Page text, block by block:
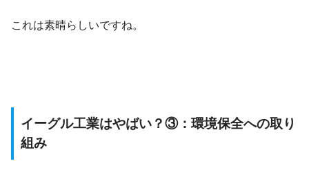
これは素晴らしいですね。
イーグル工業はやばい？③：環境保全への取り
組み